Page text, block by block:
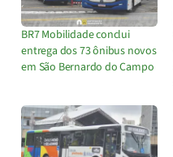
BR7 Mobilidade conclui
entrega dos 73 ônibus novos
em São Bernardo do Campo